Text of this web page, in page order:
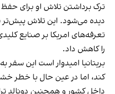
ترک برداشتن تلاش او برای حفظ
دیده می‌شود. این تلاش پیش‌تر
تعرفه‌های امریکا بر صنایع
را کاهش داد.
بریتانیا امیدوار است این
کند، اما در عین حال با خطر
داخل کشور و همچنین دونالد